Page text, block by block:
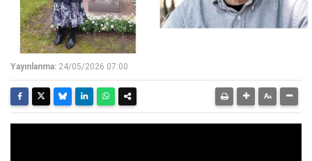
Yayınlanma: 24/05/2026 07:00